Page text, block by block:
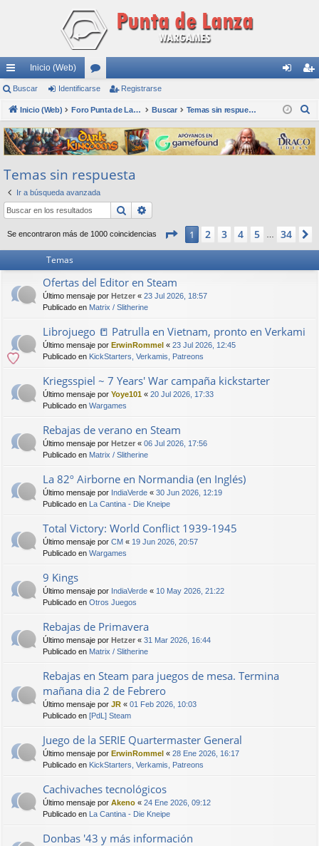
nl
ac
es
rá
pi
do
s
Inicio (Web)
or
os nti
fic
ar
ist
ra
rs
Buscar Identificarse Registrarse
Inicio (Web) Foro Punta de Lanza Wargames Buscar Temas sin respuesta
s
c
Temas sin respuesta
Ir a búsqueda avanzada
Buscar
Se encontraron más de 1000 coincidencias Página de 34
1 2 3 4 5 34
Temas
Ofertas del Editor en Steam
Último mensaje por Hetzer « 23 Jul 2026, 18:57
Publicado en Matrix / Slitherine
Librojuego 📒 Patrulla en Vietnam, pronto en Verkami
Último mensaje por ErwinRommel « 23 Jul 2026, 12:45
Publicado en KickStarters, Verkamis, Patreons
Kriegsspiel ~ 7 Years' War campaña kickstarter
Último mensaje por Yoye101 « 20 Jul 2026, 17:33
Publicado en Wargames
Rebajas de verano en Steam
Último mensaje por Hetzer « 06 Jul 2026, 17:56
Publicado en Matrix / Slitherine
La 82º Airborne en Normandia (en Inglés)
Último mensaje por IndiaVerde « 30 Jun 2026, 12:19
Publicado en La Cantina - Die Kneipe
Total Victory: World Conflict 1939-1945
Último mensaje por CM « 19 Jun 2026, 20:57
Publicado en Wargames
9 Kings
Último mensaje por IndiaVerde « 10 May 2026, 21:22
Publicado en Otros Juegos
Rebajas de Primavera
Último mensaje por Hetzer « 31 Mar 2026, 16:44
Publicado en Matrix / Slitherine
Rebajas en Steam para juegos de mesa. Termina
mañana dia 2 de Febrero
Último mensaje por JR « 01 Feb 2026, 10:03
Publicado en [PdL] Steam
Juego de la SERIE Quartermaster General
Último mensaje por ErwinRommel « 28 Ene 2026, 16:17
Publicado en KickStarters, Verkamis, Patreons
Cachivaches tecnológicos
Último mensaje por Akeno « 24 Ene 2026, 09:12
Publicado en La Cantina - Die Kneipe
Donbas '43 y más información